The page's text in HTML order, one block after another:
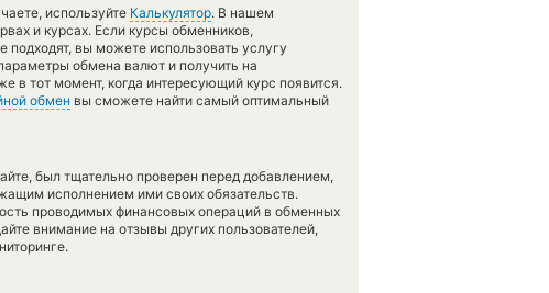
используйте Калькулятор. В нашем
и курсах. Если курсы обменников,
вы можете использовать услугу
обмена валют и получить на
в тот момент, когда интересующий курс появится.
обмен вы сможете найти самый оптимальный
был тщательно проверен перед добавлением,
исполнением ими своих обязательств.
проводимых финансовых операций в обменных
внимание на отзывы других пользователей,